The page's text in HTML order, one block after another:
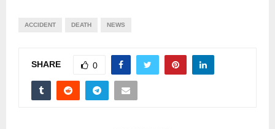
ACCIDENT DEATH NEWS
SHARE 0